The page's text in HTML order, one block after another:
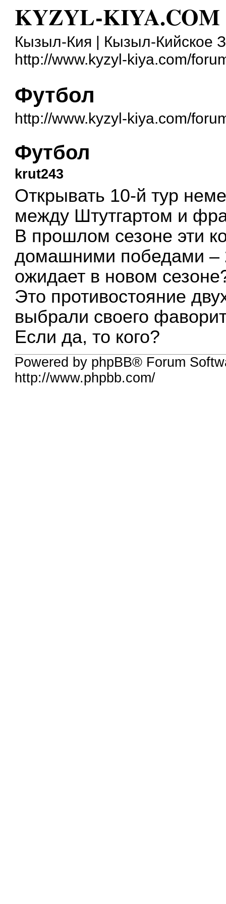
KYZYL-KIYA.COM
Кызыл-Кия | Кызыл-Кийское
http://www.kyzyl-kiya.com/
Футбол
http://www.kyzyl-kiya.com/
Футбол
krut243
Открывать 10-й тур
между Штутгартом и
В прошлом сезоне эти
домашними победами –
ожидает в новом
Это противостояние
выбрали своего
Если да, то кого?
Powered by phpBB® Forum
http://www.phpbb.com/